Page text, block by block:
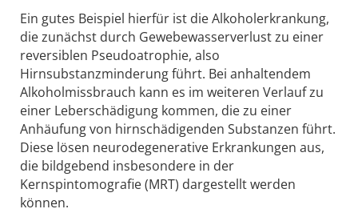
Ein gutes Beispiel hierfür ist die Alkoholerkrankung,
die zunächst durch Gewebewasserverlust zu einer
reversiblen Pseudoatrophie, also
Hirnsubstanzminderung führt. Bei anhaltendem
Alkoholmissbrauch kann es im weiteren Verlauf zu
einer Leberschädigung kommen, die zu einer
Anhäufung von hirnschädigenden Substanzen führt.
Diese lösen neurodegenerative Erkrankungen aus,
die bildgebend insbesondere in der
Kernspintomografie (MRT) dargestellt werden
können.